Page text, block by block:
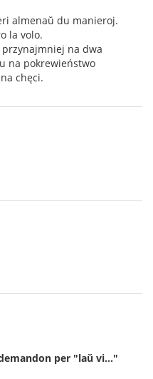
almenaŭ du manieroj.
la volo.
przynajmniej na dwa
na pokrewieństwo
chęci.
per "laŭ vi..."